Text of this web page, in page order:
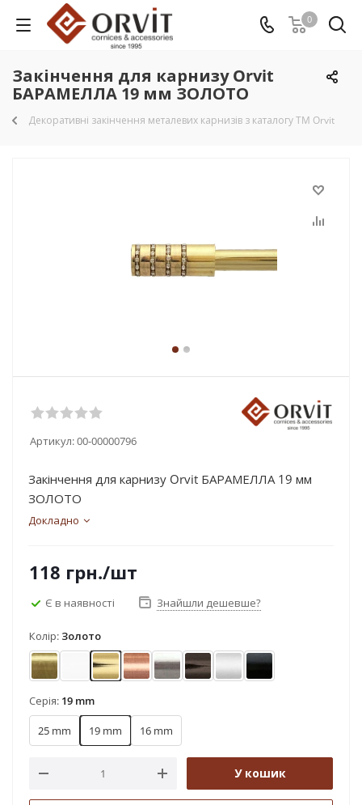
0
Закінчення для карнизу Orvit
БАРАМЕЛЛА 19 мм ЗОЛОТО
Декоративні закінчення металевих карнизів з каталогу TM Orvit
Артикул:00-00000796
Закінчення для карнизу Orvit БАРАМЕЛЛА 19 мм
ЗОЛОТО
Докладно
118 грн./шт
Є в наявності Знайшли дешевше?
Колір: Золото
Антик АрктісЗолотоМідьНержавіюча сталь
ОніксСатин Чорний оксамит
Серія: 19 mm
25 mm 19 mm 16 mm
У кошик